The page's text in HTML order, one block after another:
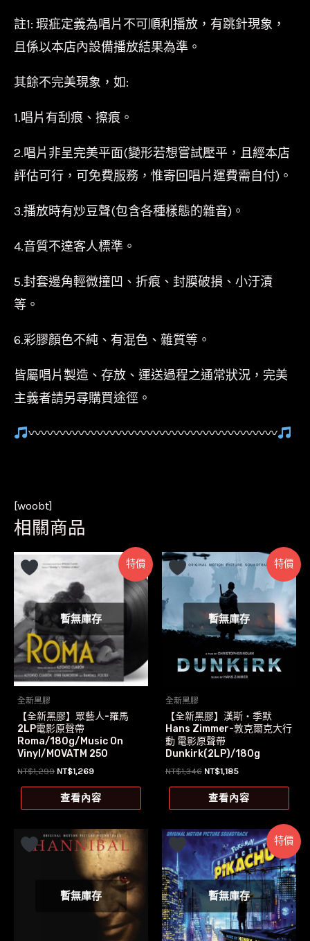
註1: 瑕疵定義為唱片不可順利播放，有跳針現象，
且係以本店內設備播放結果為準。
其餘不完美現象，如:
1.唱片有刮痕、擦痕。
2.唱片非呈完美平面(變形若想嘗試壓平，且經本店
評估可行，可免費服務，惟寄回唱片運費需自付)。
3.播放時有炒豆聲(包含各種樣態的雜音)。
4.音質不達客人標準。
5.封套邊角輕微撞凹、折痕、封膜破損、小汙漬
等。
6.彩膠顏色不純、有混色、雜質等。
皆屬唱片製造、存放、運送過程之通常狀況，完美
主義者請另尋購買途徑。
〰〰〰〰〰〰〰〰〰〰〰〰〰〰〰〰〰〰〰〰
[woobt]
相關商品
特價
暫無庫存
全新黑膠
【全新黑膠】眾藝人-羅馬
2LP電影原聲帶
Roma/180g/Music On
Vinyl/MOVATM 250
NT$1,299 原
價
格：
NT$1,269目
價
格：
查看內容
特價
暫無庫存
全新黑膠
【全新黑膠】漢斯‧季默
Hans Zimmer-敦克爾克大行
動 電影原聲帶
Dunkirk(2LP)/180g
NT$1,346 原
價
格：
NT$1,185目
價
格：
查看內容
暫無庫存
特價
暫無庫存